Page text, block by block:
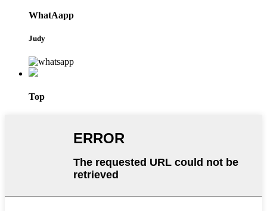
WhatAapp
Judy
Top